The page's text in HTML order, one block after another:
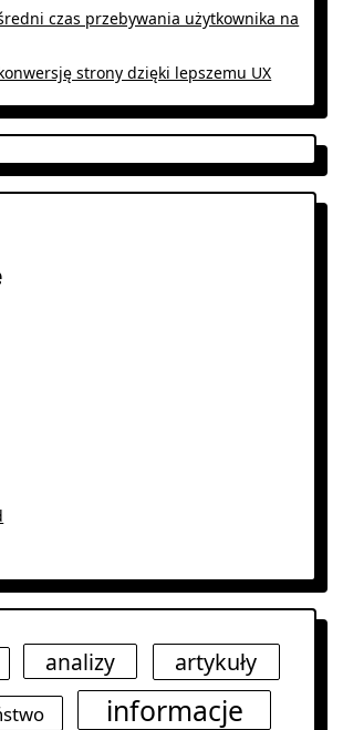
czas przebywania użytkownika na
strony dzięki lepszemu UX
analizy artykuły
informacje